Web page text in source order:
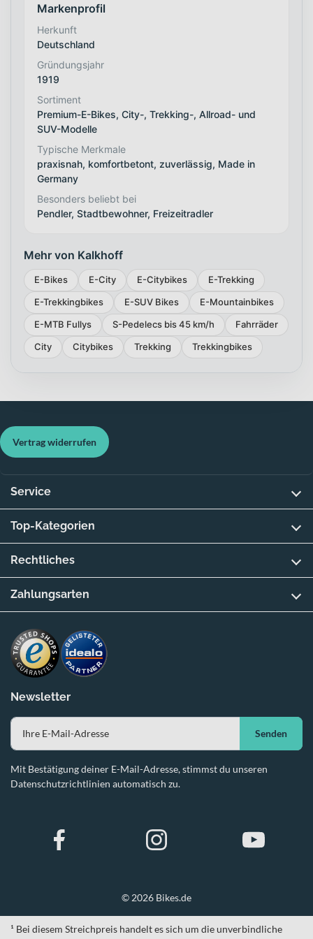
Markenprofil
Herkunft
Deutschland
Gründungsjahr
1919
Sortiment
Premium-E-Bikes, City-, Trekking-, Allroad- und
SUV-Modelle
Typische Merkmale
praxisnah, komfortbetont, zuverlässig, Made in
Germany
Besonders beliebt bei
Pendler, Stadtbewohner, Freizeitradler
Mehr von Kalkhoff
E-Bikes E-City E-Citybikes
E-Trekking
E-Trekkingbikes
E-SUV Bikes
E-Mountainbikes
E-MTB Fullys
S-Pedelecs bis 45 km/h
Fahrräder
City
Citybikes Trekking Trekkingbikes
Newsletter
Senden
Mit Bestätigung deiner E-Mail-Adresse, stimmst du unseren
Datenschutzrichtlinien automatisch zu.
Vertrag widerrufen
Service
Top-Kategorien
Rechtliches
Zahlungsarten
© 2026 Bikes.de
¹ Bei diesem Streichpreis handelt es sich um die unverbindliche